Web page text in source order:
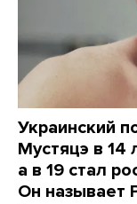
Украинский
Мустяцэ в 14
а в 19 стал
Он называет